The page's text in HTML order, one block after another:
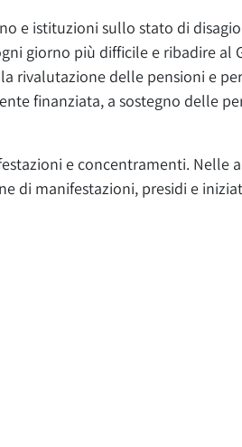
e istituzioni sullo stato di
giorno più difficile e ribadire al
rivalutazione delle pensioni e per
finanziata, a sostegno delle
e concentramenti. Nelle
di manifestazioni, presidi e